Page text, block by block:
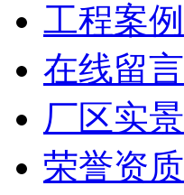
工程案例
在线留言
厂区实景
荣誉资质